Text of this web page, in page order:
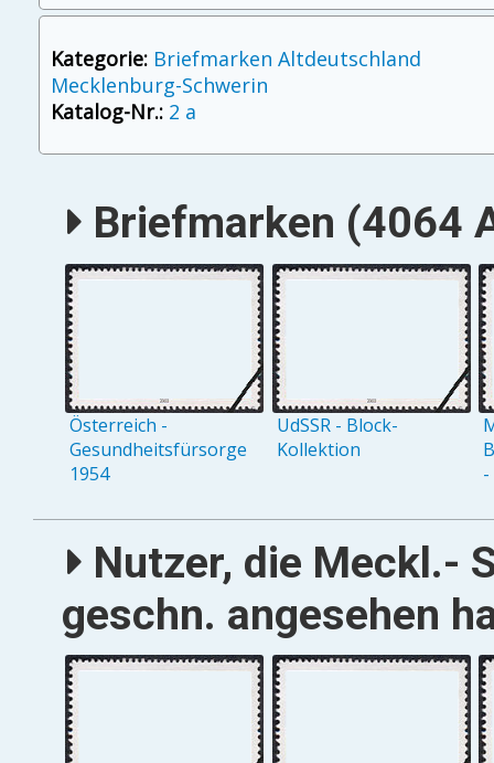
Kategorie: Briefmarken Altdeutschland
Mecklenburg-Schwerin
Katalog-Nr.: 2 a
Briefmarken (4064
Österreich -
Gesundheitsfürsorge
1954
UdSSR - Block-
Kollektion
Nutzer, die Meckl.-
geschn. angesehen